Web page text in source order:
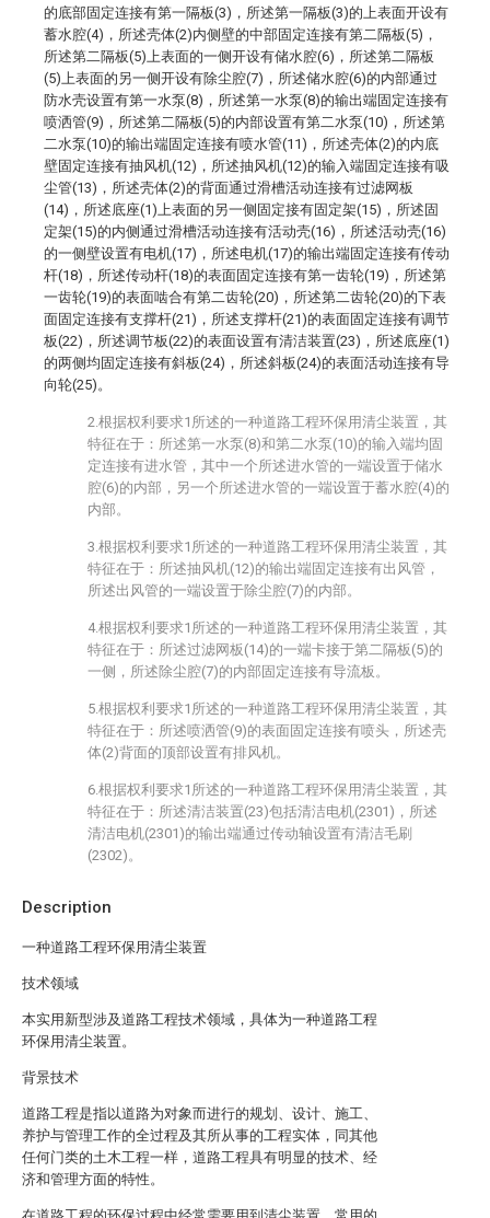
Description
一种道路工程环保用清尘装置
技术领域
本实用新型涉及道路工程技术领域，具体为一种道路工程
环保用清尘装置。
背景技术
道路工程是指以道路为对象而进行的规划、设计、施工、
养护与管理工作的全过程及其所从事的工程实体，同其他
任何门类的土木工程一样，道路工程具有明显的技术、经
济和管理方面的特性。
的底部固定连接有第一隔板(3)，所述第一隔板(3)的上表面开设有
蓄水腔(4)，所述壳体(2)内侧壁的中部固定连接有第二隔板(5)，
所述第二隔板(5)上表面的一侧开设有储水腔(6)，所述第二隔板
(5)上表面的另一侧开设有除尘腔(7)，所述储水腔(6)的内部通过
防水壳设置有第一水泵(8)，所述第一水泵(8)的输出端固定连接有
喷洒管(9)，所述第二隔板(5)的内部设置有第二水泵(10)，所述第
二水泵(10)的输出端固定连接有喷水管(11)，所述壳体(2)的内底
壁固定连接有抽风机(12)，所述抽风机(12)的输入端固定连接有吸
尘管(13)，所述壳体(2)的背面通过滑槽活动连接有过滤网板
(14)，所述底座(1)上表面的另一侧固定接有固定架(15)，所述固
定架(15)的内侧通过滑槽活动连接有活动壳(16)，所述活动壳(16)
的一侧壁设置有电机(17)，所述电机(17)的输出端固定连接有传动
杆(18)，所述传动杆(18)的表面固定连接有第一齿轮(19)，所述第
一齿轮(19)的表面啮合有第二齿轮(20)，所述第二齿轮(20)的下表
面固定连接有支撑杆(21)，所述支撑杆(21)的表面固定连接有调节
板(22)，所述调节板(22)的表面设置有清洁装置(23)，所述底座(1)
的两侧均固定连接有斜板(24)，所述斜板(24)的表面活动连接有导
向轮(25)。
2.根据权利要求1所述的一种道路工程环保用清尘装置，其
特征在于：所述第一水泵(8)和第二水泵(10)的输入端均固
定连接有进水管，其中一个所述进水管的一端设置于储水
腔(6)的内部，另一个所述进水管的一端设置于蓄水腔(4)的
内部。
3.根据权利要求1所述的一种道路工程环保用清尘装置，其
特征在于：所述抽风机(12)的输出端固定连接有出风管，
所述出风管的一端设置于除尘腔(7)的内部。
4.根据权利要求1所述的一种道路工程环保用清尘装置，其
特征在于：所述过滤网板(14)的一端卡接于第二隔板(5)的
一侧，所述除尘腔(7)的内部固定连接有导流板。
5.根据权利要求1所述的一种道路工程环保用清尘装置，其
特征在于：所述喷洒管(9)的表面固定连接有喷头，所述壳
体(2)背面的顶部设置有排风机。
6.根据权利要求1所述的一种道路工程环保用清尘装置，其
特征在于：所述清洁装置(23)包括清洁电机(2301)，所述
清洁电机(2301)的输出端通过传动轴设置有清洁毛刷
(2302)。